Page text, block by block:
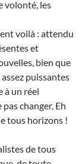
volonté, les
voilà : attendu
et
bien que
puissantes
à un réel
changer, Eh
tous horizons !
de tous